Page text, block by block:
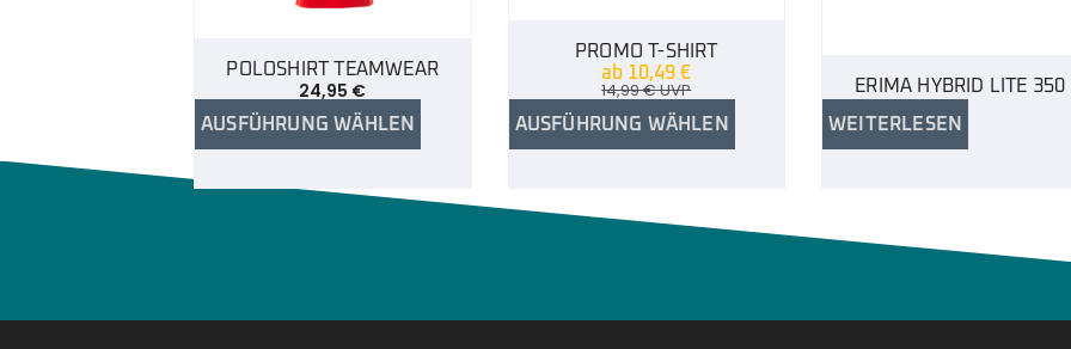
POLOSHIRT TEAMWEAR
24,95 €
AUSFÜHRUNG WÄHLEN
PROMO T-SHIRT
ab 10,49€
14,99€UVP
AUSFÜHRUNG WÄHLEN
ERIMA HYBRID LITE 350
WEITERLESEN